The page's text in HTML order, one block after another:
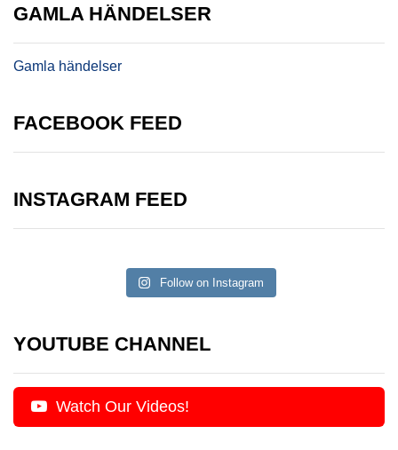
GAMLA HÄNDELSER
Gamla händelser
FACEBOOK FEED
INSTAGRAM FEED
Follow on Instagram
YOUTUBE CHANNEL
Watch Our Videos!